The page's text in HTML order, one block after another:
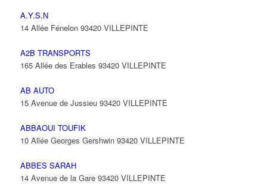
A.Y.S.N
14 Allée Fénelon 93420 VILLEPINTE
A2B TRANSPORTS
165 Allée des Erables 93420 VILLEPINTE
AB AUTO
15 Avenue de Jussieu 93420 VILLEPINTE
ABBAOUI TOUFIK
10 Allée Georges Gershwin 93420 VILLEPINTE
ABBES SARAH
14 Avenue de la Gare 93420 VILLEPINTE